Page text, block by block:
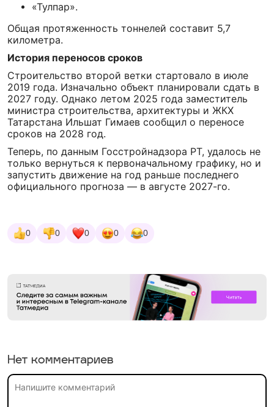
«Тулпар».
Общая протяженность тоннелей составит 5,7
километра.
История переносов сроков
Строительство второй ветки стартовало в июле
2019 года. Изначально объект планировали сдать в
2027 году. Однако летом 2025 года заместитель
министра строительства, архитектуры и ЖКХ
Татарстана Ильшат Гимаев сообщил о переносе
сроков на 2028 год.
Теперь, по данным Госстройнадзора РТ, удалось не
только вернуться к первоначальному графику, но и
запустить движение на год раньше последнего
официального прогноза — в августе 2027-го.
0 0 0 0 0
Нет комментариев